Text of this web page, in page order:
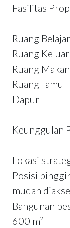
Fasilitas
Ruang Belajar
Ruang
Ruang Makan
Ruang Tamu
Dapur
Keunggulan
Lokasi
Posisi
mudah
Bangunan
600 m²